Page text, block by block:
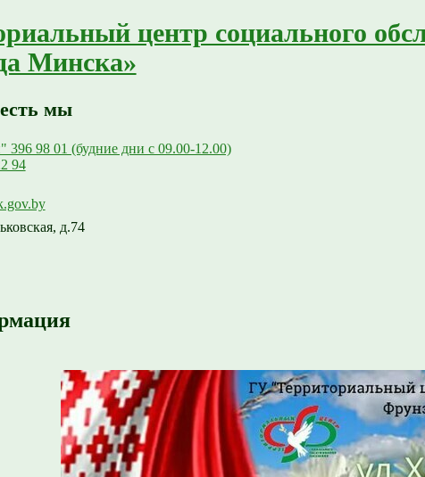
центр социального
Минска»
мы
396 98 01 (будние дни с 09.00-12.00)
94
д.74